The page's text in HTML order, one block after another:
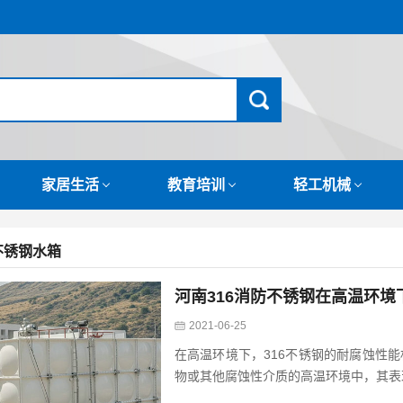
家居生活 教育培训 轻工机械
钢水箱
河南316消防不锈钢在高温环境
2021-06-25
在高温环境下，316不锈钢的耐腐蚀性
物或其他腐蚀性介质的高温环境中，其